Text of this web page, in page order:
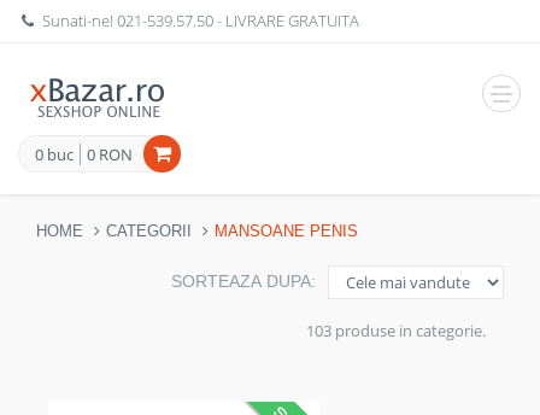
Sunati-ne!021-539.57.50- LIVRARE GRATUITA
0 buc 0 RON
HOME CATEGORII MANSOANE PENIS
SORTEAZA DUPA:
103 produse in categorie.